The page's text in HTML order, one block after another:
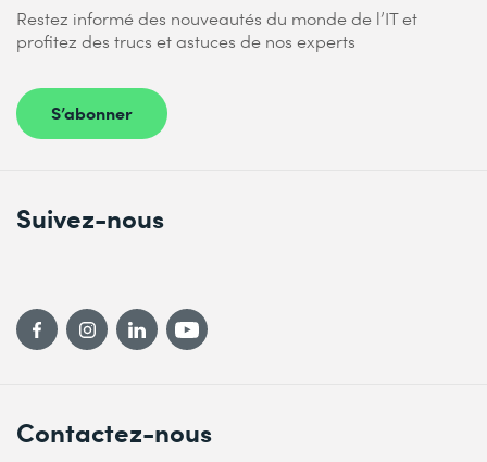
Restez informé des nouveautés du monde de l’IT et
profitez des trucs et astuces de nos experts
S’abonner
Contactez-nous
Suivez-nous